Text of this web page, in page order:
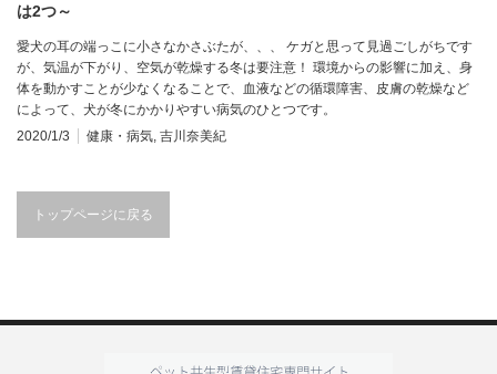
は2つ～
愛犬の耳の端っこに小さなかさぶたが、、、 ケガと思って見過ごしがちです
が、気温が下がり、空気が乾燥する冬は要注意！ 環境からの影響に加え、身
体を動かすことが少なくなることで、血液などの循環障害、皮膚の乾燥など
によって、犬が冬にかかりやすい病気のひとつです。
2020/1/3
健康・病気 吉川奈美紀
トップページに戻る